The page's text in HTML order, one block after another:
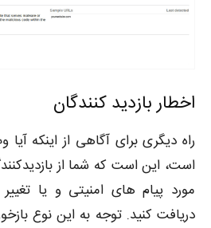
اخطار بازدید کنندگان
راه دیگری برای آگاهی از اینکه
است، این است که شما از
مورد پیام های امنیتی و یا
دریافت کنید. توجه به این نوع